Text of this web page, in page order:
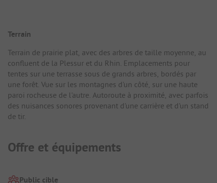
Terrain
Terrain de prairie plat, avec des arbres de taille moyenne, au
confluent de la Plessur et du Rhin. Emplacements pour
tentes sur une terrasse sous de grands arbres, bordés par
une forêt. Vue sur les montagnes d'un côté, sur une haute
paroi rocheuse de l'autre. Autoroute à proximité, avec parfois
des nuisances sonores provenant d'une carrière et d'un stand
de tir.
Offre et équipements
Public cible